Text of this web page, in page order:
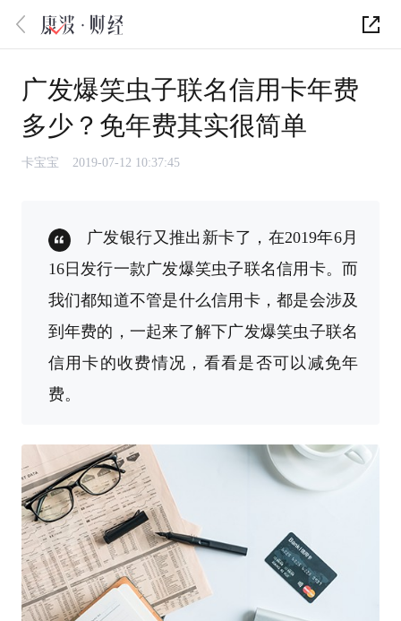
广发爆笑虫子联名信用卡年费
多少？免年费其实很简单
卡宝宝 2019-07-12 10:37:45
广发银行又推出新卡了，在2019年6月
16日发行一款广发爆笑虫子联名信用卡。而
我们都知道不管是什么信用卡，都是会涉及
到年费的，一起来了解下广发爆笑虫子联名
信用卡的收费情况，看看是否可以减免年
费。